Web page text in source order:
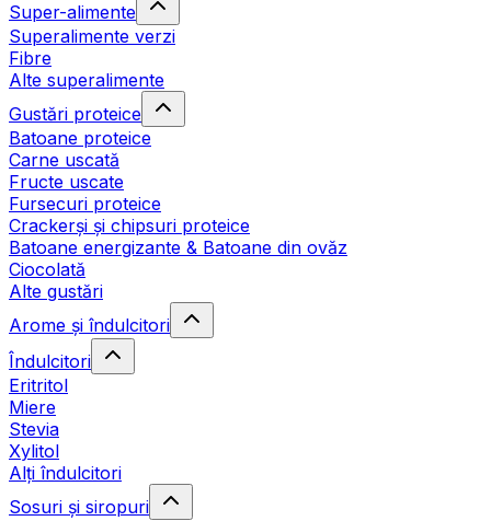
Super-alimente
Superalimente verzi
Fibre
Alte superalimente
Gustări proteice
Batoane proteice
Carne uscată
Fructe uscate
Fursecuri proteice
Crackerși și chipsuri proteice
Batoane energizante & Batoane din ovăz
Ciocolată
Alte gustări
Arome și îndulcitori
Îndulcitori
Eritritol
Miere
Stevia
Xylitol
Alți îndulcitori
Sosuri și siropuri